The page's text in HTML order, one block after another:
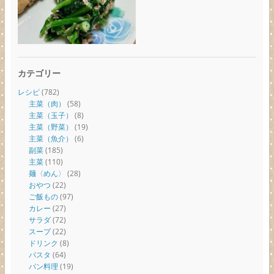
カテゴリー
レシピ(782)
主菜（肉） (58)
主菜（玉子） (8)
主菜（野菜） (19)
主菜（魚介） (6)
副菜(185)
主菜(110)
麺〈めん〉 (28)
おやつ (22)
ご飯もの(97)
カレー (27)
サラダ(72)
スープ(22)
ドリンク (8)
パスタ (64)
パン料理 (19)